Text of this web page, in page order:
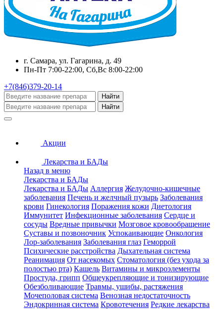
г. Самара, ул. Гагарина, д. 49
Пн-Пт 7:00-22:00, Сб,Вс 8:00-22:00
+7(846)379-20-14
Найти
Найти
Акции
Лекарства и БАДы
Назад в меню
Лекарства и БАДы
Лекарства и БАДы Аллергия Желудочно-кишечные
заболевания Печень и желчный пузырь Заболевания
крови Гинекология Поражения кожи Диетология
Иммунитет Инфекционные заболевания Сердце и
сосуды Вредные привычки Мозговое кровообращение
Суставы и позвоночник Успокаивающие Онкология
Лор-заболевания Заболевания глаз Геморрой
Психические расстройства Дыхательная система
Реанимация От насекомых Стоматология (без ухода за
полостью рта) Кашель Витамины и микроэлементы
Простуда, грипп Общеукрепляющие и тонизирующие
Обезболивающие Травмы, ушибы, растяжения
Мочеполовая система Венозная недостаточность
Эндокринная система Кровотечения Редкие лекарства